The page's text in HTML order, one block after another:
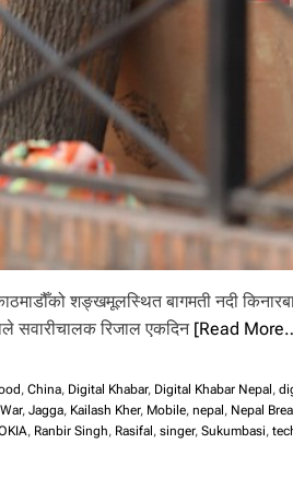
शङ्खमूलस्थित बागमती नदी
सवारीचालक रिजाल एकदिन [Read
, China, Digital Khabar, Digital Khabar Nepal ,
, Jagga, Kailash Kher, Mobile, nepal , Nepal
, Ranbir Singh, Rasifal , singer, Sukumbasi,